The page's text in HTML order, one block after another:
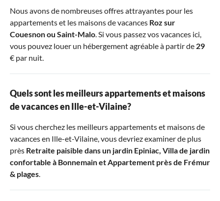
Nous avons de nombreuses offres attrayantes pour les
appartements et les maisons de vacances Roz sur
Couesnonou Saint-Malo. Si vous passez vos vacances ici,
vous pouvez louer un hébergement agréable à partir de 29
€ par nuit.
Quels sont les meilleurs appartements et maisons
de vacances en Ille-et-Vilaine?
Si vous cherchez les meilleurs appartements et maisons de
vacances en Ille-et-Vilaine, vous devriez examiner de plus
près Retraite paisible dans un jardin Epiniac, Villa de jardin
confortable à BonnemainetAppartement près de Frémur
& plages.